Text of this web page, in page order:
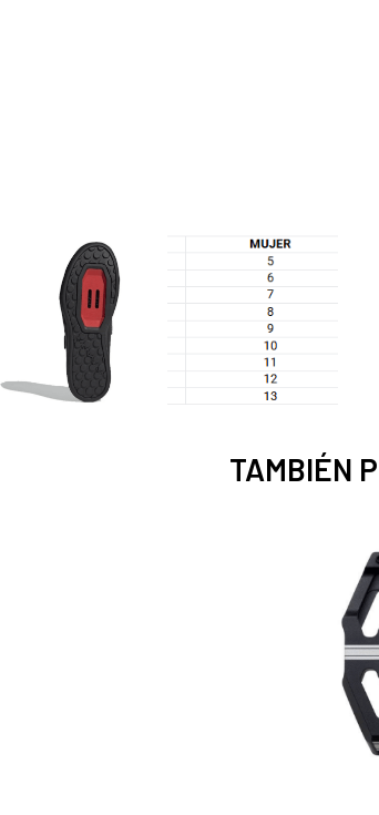
TAMBIÉN